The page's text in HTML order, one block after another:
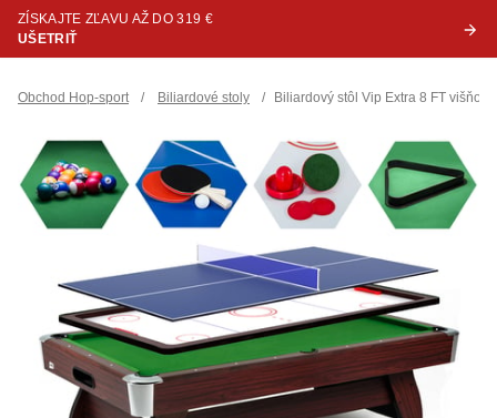
ZÍSKAJTE ZĽAVU AŽ DO 319 €
UŠETRIŤ
Obchod Hop-sport / Biliardové stoly / Biliardový stôl Vip Extra 8 FT